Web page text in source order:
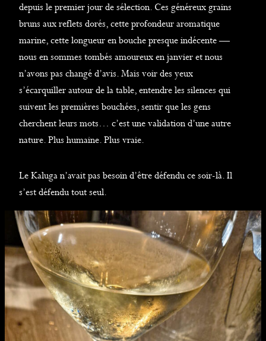
depuis le premier jour de sélection. Ces généreux grains
bruns aux reflets dorés, cette profondeur aromatique
marine, cette longueur en bouche presque indécente —
nous en sommes tombés amoureux en janvier et nous
n’avons pas changé d’avis. Mais voir des yeux
s’écarquiller autour de la table, entendre les silences qui
suivent les premières bouchées, sentir que les gens
cherchent leurs mots… c’est une validation d’une autre
nature. Plus humaine. Plus vraie.
Le Kaluga n’avait pas besoin d’être défendu ce soir-là. Il
s’est défendu tout seul.